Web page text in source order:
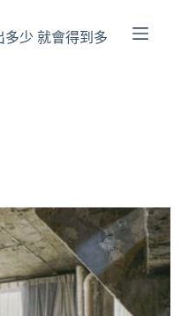
多少 就會得到多